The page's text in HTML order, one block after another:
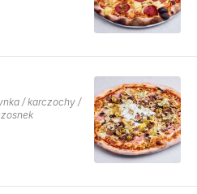
/ karczochy /